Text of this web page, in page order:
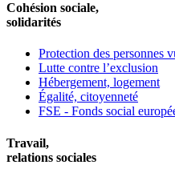
Cohésion sociale,
solidarités
Protection des personnes
Lutte contre l’exclusion
Hébergement, logement
Égalité, citoyenneté
FSE - Fonds social
Travail,
relations sociales